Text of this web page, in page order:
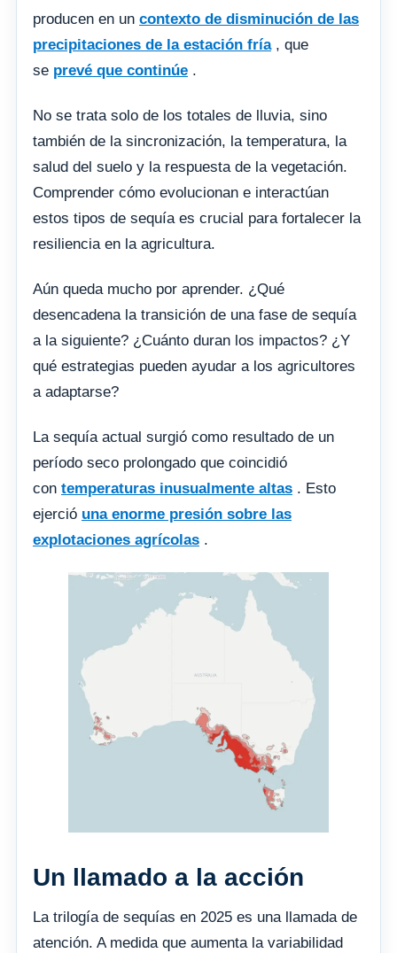
producen en un contexto de disminución de las
precipitaciones de la estación fría, que
se prevé que continúe .
No se trata solo de los totales de lluvia, sino
también de la sincronización, la temperatura, la
salud del suelo y la respuesta de la vegetación.
Comprender cómo evolucionan e interactúan
estos tipos de sequía es crucial para fortalecer la
resiliencia en la agricultura.
Aún queda mucho por aprender. ¿Qué
desencadena la transición de una fase de sequía
a la siguiente? ¿Cuánto duran los impactos? ¿Y
qué estrategias pueden ayudar a los agricultores
a adaptarse?
La sequía actual surgió como resultado de un
período seco prolongado que coincidió
con temperaturas inusualmente altas . Esto
ejerció una enorme presión sobre las
explotaciones agrícolas .
Un llamado a la acción
La trilogía de sequías en 2025 es una llamada de
atención. A medida que aumenta la variabilidad